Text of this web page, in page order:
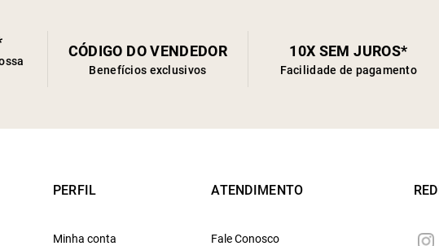
CÓDIGO DO VENDEDOR
Benefícios exclusivos
10X SEM JUROS*
Facilidade de pagamento
PERFIL
Minha conta
ATENDIMENTO
Fale Conosco